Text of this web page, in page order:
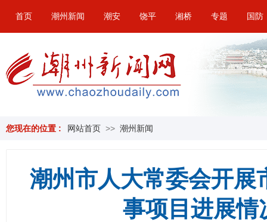
首页 潮州新闻 潮安 饶平 湘桥 专题 国防
您现在的位置 : 网站首页 >> 潮州新闻
潮州市人大常委会开展
事项目进展情